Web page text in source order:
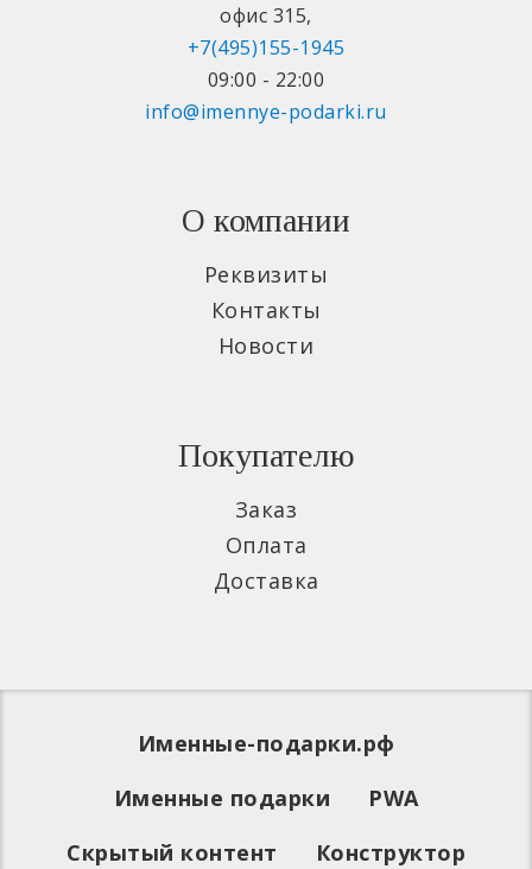
офис 315,
+7(495)155-1945
09:00 - 22:00
info@imennye-podarki.ru
О компании
Реквизиты
Контакты
Новости
Покупателю
Заказ
Оплата
Доставка
Именные-подарки.рф
Именные подарки
PWA
Скрытый контент
Конструктор